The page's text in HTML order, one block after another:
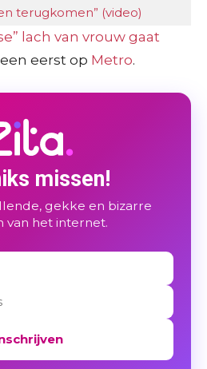
terugkomen” (video)
lach van vrouw gaat
eerst op Metro.
missen!
gekke en bizarre
van het internet.